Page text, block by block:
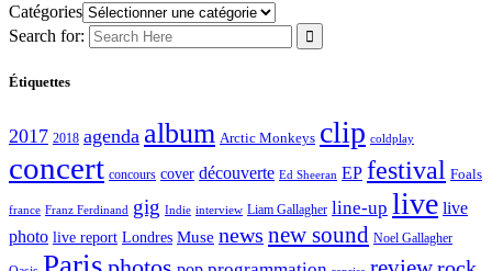
Catégories
Search for:
Étiquettes
2017 2018 agenda album Arctic Monkeys clip coldplay
concert concours cover découverte Ed Sheeran EP festival Foals
france Franz Ferdinand gig Indie interview Liam Gallagher line-up live live
photo live report Londres Muse news new sound Noel Gallagher